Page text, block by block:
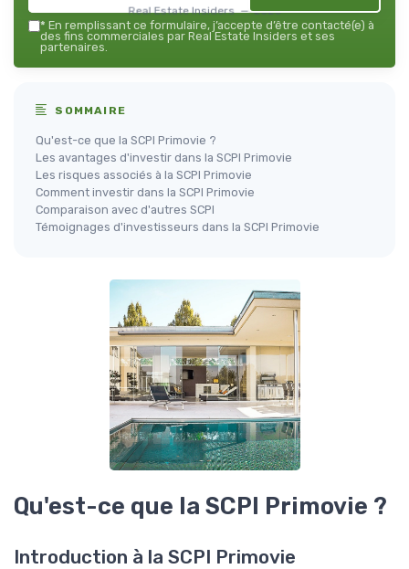
Real Estate Insiders — 2026
* En remplissant ce formulaire, j’accepte d’être contacté(e) à
des fins commerciales par Real Estate Insiders et ses
partenaires.
SOMMAIRE
Qu'est-ce que la SCPI Primovie ?
Les avantages d'investir dans la SCPI Primovie
Les risques associés à la SCPI Primovie
Comment investir dans la SCPI Primovie
Comparaison avec d'autres SCPI
Témoignages d'investisseurs dans la SCPI Primovie
Qu'est-ce que la SCPI Primovie ?
Introduction à la SCPI Primovie